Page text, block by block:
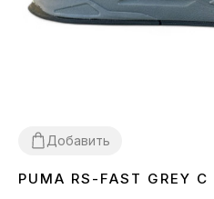
Добавить
434445
PUMA RS-FAST GREY